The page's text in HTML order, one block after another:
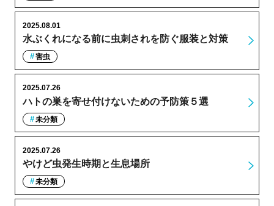
水ぶくれになる前に虫刺されを防ぐ服装と対策
2025.08.01
害虫
ハトの巣を寄せ付けないための予防策５選
2025.07.26
未分類
やけど虫発生時期と生息場所
2025.07.26
未分類